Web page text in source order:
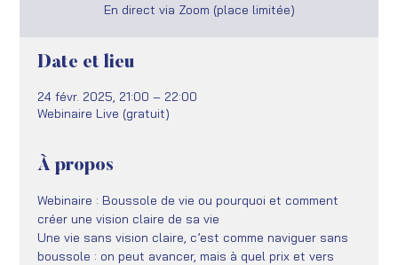
En direct via Zoom (place limitée)
Date et lieu
24 févr. 2025, 21:00 – 22:00
Webinaire Live (gratuit)
À propos
Webinaire : Boussole de vie ou pourquoi et comment
créer une vision claire de sa vie
Une vie sans vision claire, c’est comme naviguer sans
boussole : on peut avancer, mais à quel prix et vers